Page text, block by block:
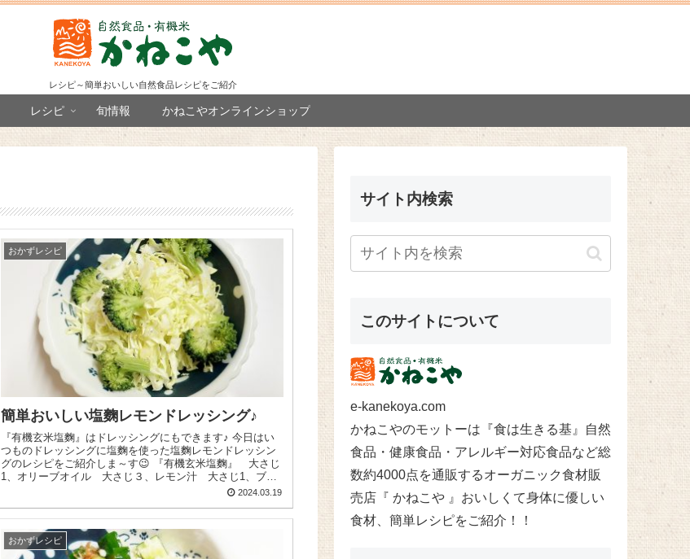
レシピ～簡単おいしい自然食品レシピをご紹介
レシピ 旬情報 かねこやオンラインショップ
おかずレシピ
簡単おいしい塩麴レモンドレッシング♪
『有機玄米塩麴』はドレッシングにもできます♪ 今日はい
つものドレッシングに塩麴を使った塩麴レモンドレッシン
グのレシピをご紹介しま～す😉 『有機玄米塩麴』 大さじ
1、オリーブオイル 大さじ３、レモン汁 大さじ1、ブラ
2024.03.19
おかずレシピ
サイト内検索
このサイトについて
e-kanekoya.com
かねこやのモットーは『食は生きる基』自然
食品・健康食品・アレルギー対応食品など総
数約4000点を通販するオーガニック食材販
売店『 かねこや 』おいしくて身体に優しい
食材、簡単レシピをご紹介！！